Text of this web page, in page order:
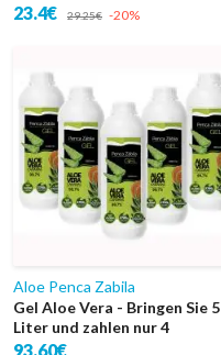
23.4€ 29.25€ -20%
Aloe Penca Zabila
Gel Aloe Vera - Bringen Sie 5
Liter und zahlen nur 4
93.60€